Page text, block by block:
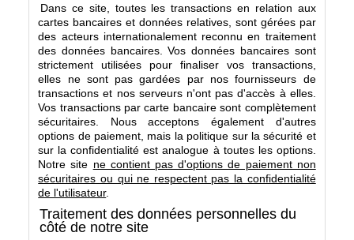
Dans ce site, toutes les transactions en relation aux
cartes bancaires et données relatives, sont gérées par
des acteurs internationalement reconnu en traitement
des données bancaires. Vos données bancaires sont
strictement utilisées pour finaliser vos transactions,
elles ne sont pas gardées par nos fournisseurs de
transactions et nos serveurs n'ont pas d'accès à elles.
Vos transactions par carte bancaire sont complètement
sécuritaires. Nous acceptons également d'autres
options de paiement, mais la politique sur la sécurité et
sur la confidentialité est analogue à toutes les options.
Notre site ne contient pas d'options de paiement non
sécuritaires ou qui ne respectent pas la confidentialité
de l'utilisateur.
Traitement des données personnelles du
côté de notre site